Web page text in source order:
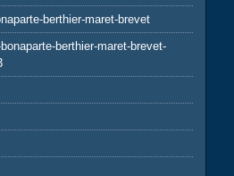
berthier-maret-brevet
berthier-maret-brevet-